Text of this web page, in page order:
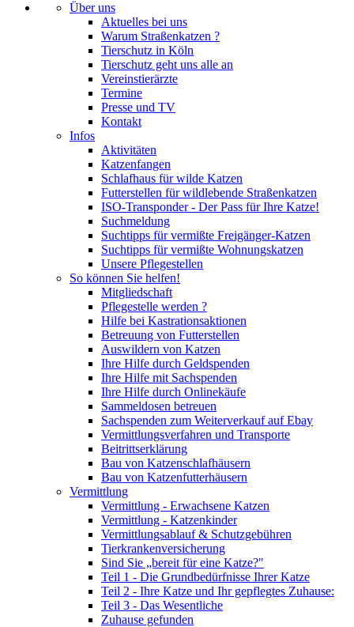
Über uns
Aktuelles bei uns
Warum Straßenkatzen ?
Tierschutz in Köln
Tierschutz geht uns alle an
Vereinstierärzte
Termine
Presse und TV
Kontakt
Infos
Aktivitäten
Katzenfangen
Schlafhaus für wilde Katzen
Futterstellen für wildlebende Straßenkatzen
ISO-Transponder - Der Pass für Ihre Katze!
Suchmeldung
Suchtipps für vermißte Freigänger-Katzen
Suchtipps für vermißte Wohnungskatzen
Unsere Pflegestellen
So können Sie helfen!
Mitgliedschaft
Pflegestelle werden ?
Hilfe bei Kastrationsaktionen
Betreuung von Futterstellen
Auswildern von Katzen
Ihre Hilfe durch Geldspenden
Ihre Hilfe mit Sachspenden
Ihre Hilfe durch Onlinekäufe
Sammeldosen betreuen
Sachspenden zum Weiterverkauf auf Ebay
Vermittlungsverfahren und Transporte
Beitrittserklärung
Bau von Katzenschlafhäusern
Bau von Katzenfutterhäusern
Vermittlung
Vermittlung - Erwachsene Katzen
Vermittlung - Katzenkinder
Vermittlungsablauf & Schutzgebühren
Tierkrankenversicherung
Sind Sie „bereit für eine Katze?"
Teil 1 - Die Grundbedürfnisse Ihrer Katze
Teil 2 - Ihre Katze und Ihr gepflegtes Zuhause:
Teil 3 - Das Wesentliche
Zuhause gefunden